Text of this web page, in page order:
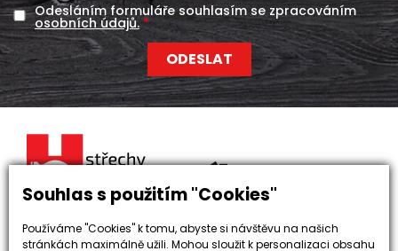
Souhlas s použitím "Cookies"
Používáme "Cookies" k tomu, abyste si návštěvu na našich
stránkách maximálně užili. Mohou sloužit k personalizaci obsahu
Odesláním formuláře souhlasím se zpracováním
osobních údajů.
Lukáš Hamerník